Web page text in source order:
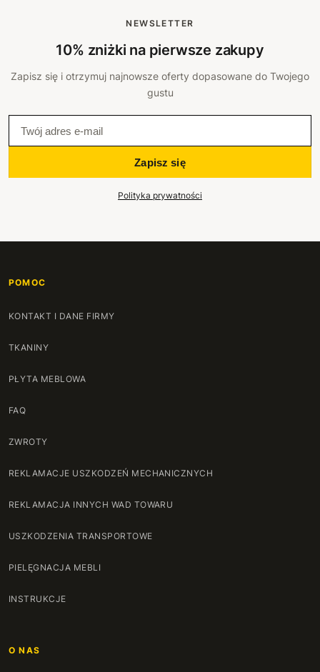
NEWSLETTER
10% zniżki na pierwsze zakupy
Zapisz się i otrzymuj najnowsze oferty dopasowane do Twojego
gustu
Zapisz się
Polityka prywatności
POMOC
KONTAKT I DANE FIRMY
TKANINY
PŁYTA MEBLOWA
FAQ
ZWROTY
REKLAMACJE USZKODZEŃ MECHANICZNYCH
REKLAMACJA INNYCH WAD TOWARU
USZKODZENIA TRANSPORTOWE
PIELĘGNACJA MEBLI
INSTRUKCJE
O NAS